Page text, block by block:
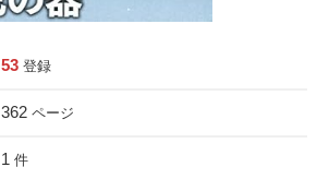
53 登録
362 ページ
1 件